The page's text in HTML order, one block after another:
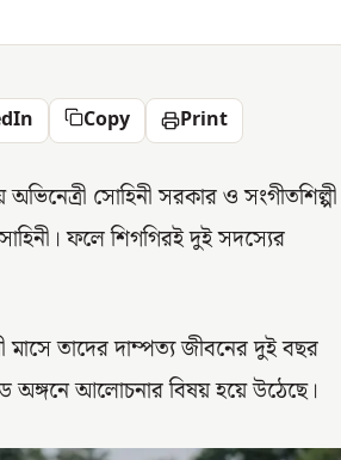
Copy Print
সোহিনী সরকার ও সংগীতশিল্পী
ফলে শিগগিরই দুই সদস্যের
তাদের দাম্পত্য জীবনের দুই বছর
অঙ্গনে আলোচনার বিষয় হয়ে উঠেছে।